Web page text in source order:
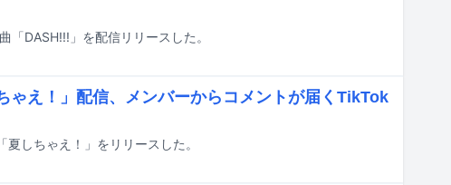
「DASH!!!」を配信リリースした。
ゃえ！」配信、メンバーからコメントが届くTikTok
しちゃえ！」をリリースした。